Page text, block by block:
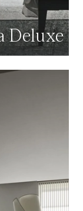
Deluxe